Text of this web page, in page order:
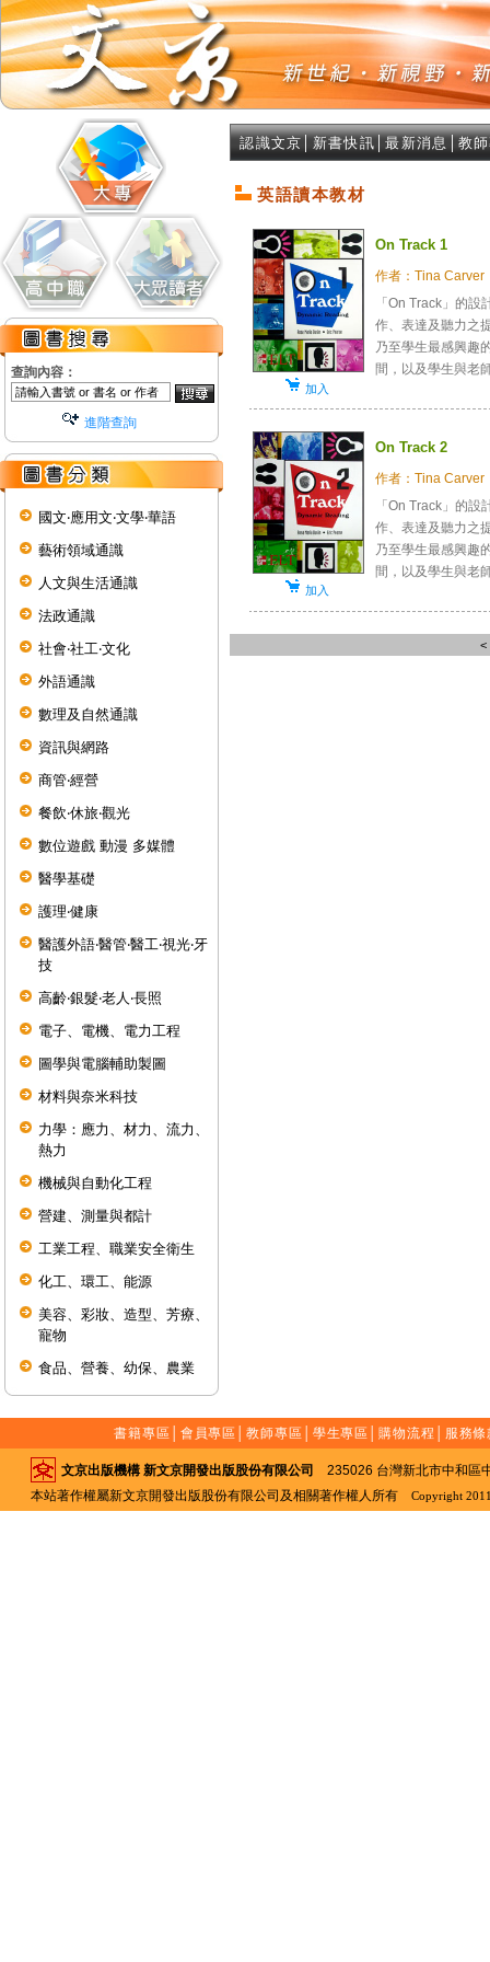
查詢內容：
進階查詢
國文‧應用文‧文學‧華語
藝術領域通識
人文與生活通識
法政通識
社會‧社工‧文化
外語通識
數理及自然通識
資訊與網路
商管‧經營
餐飲‧休旅‧觀光
數位遊戲 動漫 多媒體
醫學基礎
護理‧健康
醫護外語‧醫管‧醫工‧視光‧牙
技
高齡‧銀髮‧老人‧長照
電子、電機、電力工程
圖學與電腦輔助製圖
材料與奈米科技
力學：應力、材力、流力、
熱力
機械與自動化工程
營建、測量與都計
工業工程、職業安全衛生
化工、環工、能源
美容、彩妝、造型、芳療、
寵物
食品、營養、幼保、農業
認識文京 新書快訊 │最新消息 教
英語讀本教材
On Track 1
作者：Tina Carver
「On Track」的
作、表達及聽力之
乃至學生最感興趣
間，以及學生與老
加入
On Track 2
作者：Tina Carver
「On Track」的
作、表達及聽力之
乃至學生最感興趣
間，以及學生與老
加入
<
書籍專區 會員專區 │教師專區 學生專區 │購物流程 服務條
文京出版機構 新文京開發出版股份有限公司
235026 台灣新北市中和
本站著作權屬新文京開發出版股份有限公司及相關著作權人所有
Copyright